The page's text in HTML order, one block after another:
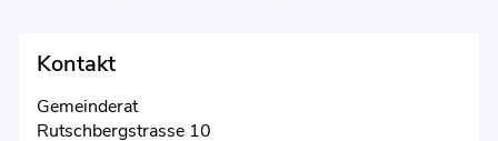
Kontakt
Gemeinderat
Rutschbergstrasse 10